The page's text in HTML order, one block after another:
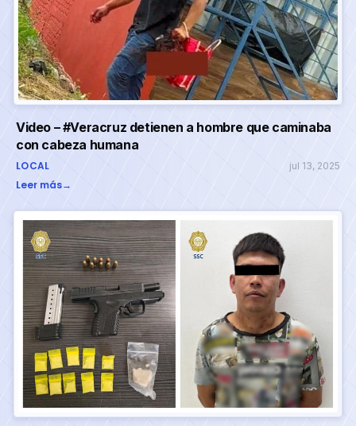
Video – #Veracruz detienen a hombre que caminaba
con cabeza humana
LOCAL jul 13, 2025
Leer más→